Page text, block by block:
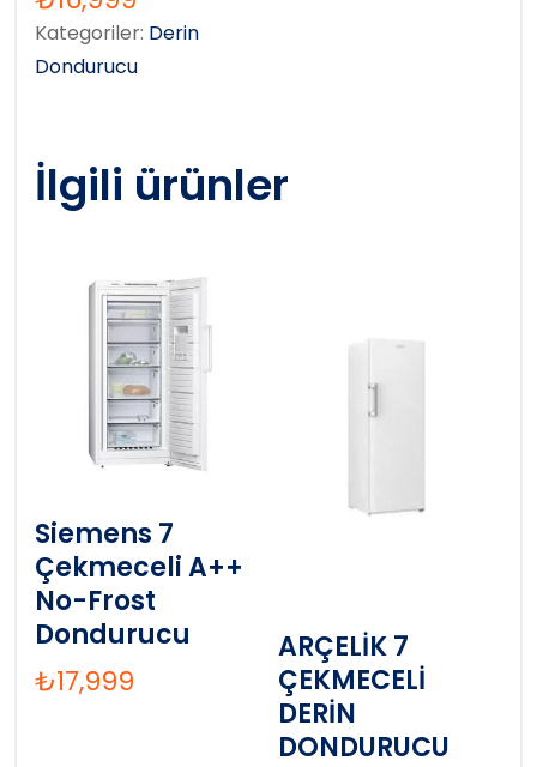
Kategoriler: Derin
Dondurucu
İlgili ürünler
Siemens 7
Çekmeceli A++
No-Frost
Dondurucu
₺17,999
ARÇELİK 7
ÇEKMECELİ
DERİN
DONDURUCU